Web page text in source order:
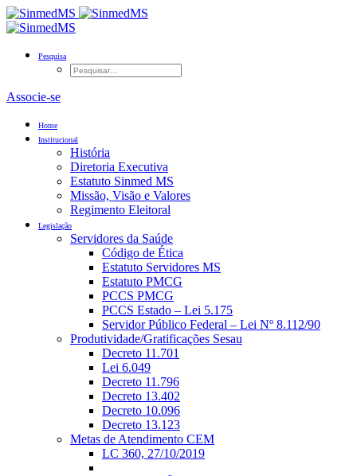
Pesquisa
Associe-se
Home
Institucional
História
Diretoria Executiva
Estatuto Sinmed MS
Missão, Visão e Valores
Regimento Eleitoral
Legislação
Servidores da Saúde
Código de Ética
Estatuto Servidores MS
Estatuto PMCG
PCCS PMCG
PCCS Estado – Lei 5.175
Servidor Público Federal – Lei Nº 8.112/90
Produtividade/Gratificações Sesau
Decreto 11.701
Lei 6.049
Decreto 11.796
Decreto 13.402
Decreto 10.096
Decreto 13.123
Metas de Atendimento CEM
LC 360, 27/10/2019